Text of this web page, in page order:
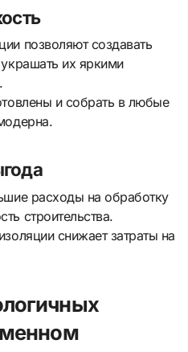
позволяют создавать
их яркими
и собрать в любые
расходы на обработку
строительства.
снижает затраты на